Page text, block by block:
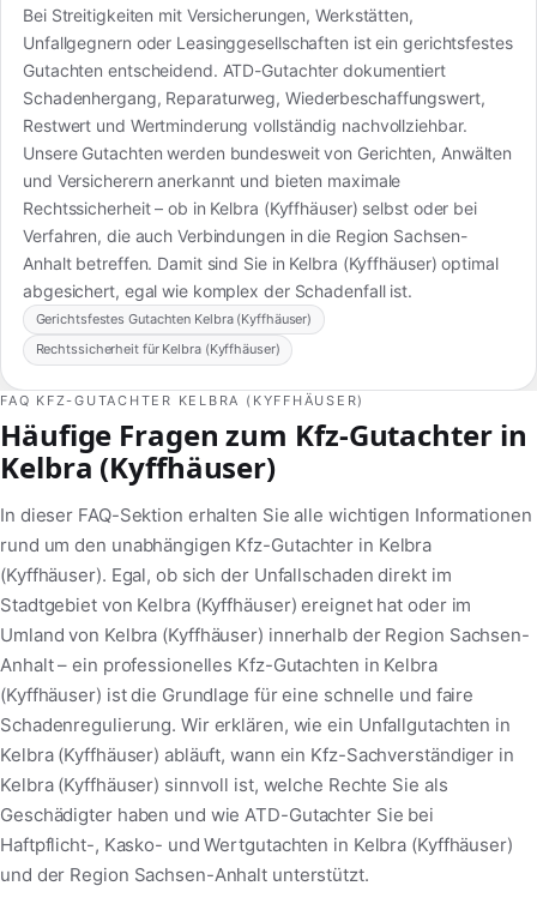
Bei Streitigkeiten mit Versicherungen, Werkstätten,
Unfallgegnern oder Leasinggesellschaften ist ein gerichtsfestes
Gutachten entscheidend. ATD-Gutachter dokumentiert
Schadenhergang, Reparaturweg, Wiederbeschaffungswert,
Restwert und Wertminderung vollständig nachvollziehbar.
Unsere Gutachten werden bundesweit von Gerichten, Anwälten
und Versicherern anerkannt und bieten maximale
Rechtssicherheit – ob in Kelbra (Kyffhäuser) selbst oder bei
Verfahren, die auch Verbindungen in die Region Sachsen-
Anhalt betreffen. Damit sind Sie in Kelbra (Kyffhäuser) optimal
abgesichert, egal wie komplex der Schadenfall ist.
Gerichtsfestes Gutachten Kelbra (Kyffhäuser)
Rechtssicherheit für Kelbra (Kyffhäuser)
FAQ KFZ-GUTACHTER KELBRA (KYFFHÄUSER)
Häufige Fragen zum Kfz-Gutachter in
Kelbra (Kyffhäuser)
In dieser FAQ-Sektion erhalten Sie alle wichtigen Informationen
rund um den unabhängigen Kfz-Gutachter in Kelbra
(Kyffhäuser). Egal, ob sich der Unfallschaden direkt im
Stadtgebiet von Kelbra (Kyffhäuser) ereignet hat oder im
Umland von Kelbra (Kyffhäuser) innerhalb der Region Sachsen-
Anhalt – ein professionelles Kfz-Gutachten in Kelbra
(Kyffhäuser) ist die Grundlage für eine schnelle und faire
Schadenregulierung. Wir erklären, wie ein Unfallgutachten in
Kelbra (Kyffhäuser) abläuft, wann ein Kfz-Sachverständiger in
Kelbra (Kyffhäuser) sinnvoll ist, welche Rechte Sie als
Geschädigter haben und wie ATD-Gutachter Sie bei
Haftpflicht-, Kasko- und Wertgutachten in Kelbra (Kyffhäuser)
und der Region Sachsen-Anhalt unterstützt.